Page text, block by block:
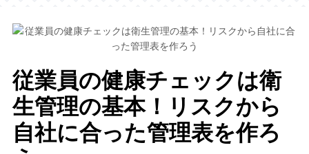
従業員の健康チェックは衛
生管理の基本！リスクから
自社に合った管理表を作ろ